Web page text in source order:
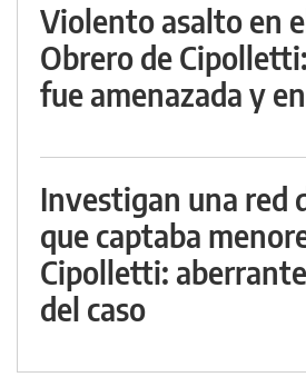
Violento asalto en
Obrero de
fue amenazada y
Investigan una red
que captaba
Cipolletti:
del caso